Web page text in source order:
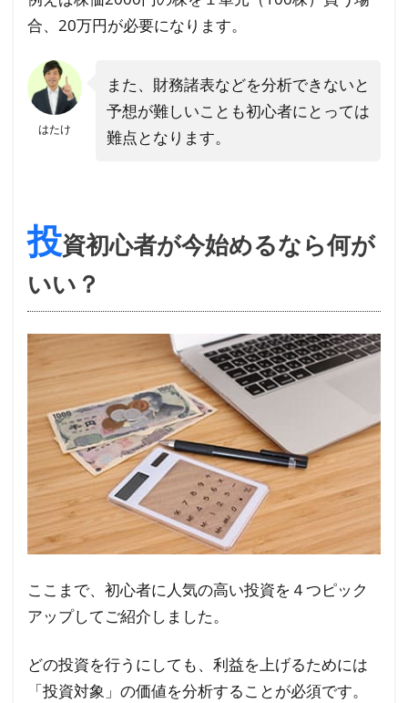
合、20万円が必要になります。
はたけ
また、財務諸表などを分析できないと
予想が難しいことも初心者にとっては
難点となります。
投資初心者が今始めるなら何が
いい？
ここまで、初心者に人気の高い投資を４つピック
アップしてご紹介しました。
どの投資を行うにしても、利益を上げるためには
「投資対象」の価値を分析することが必須です。